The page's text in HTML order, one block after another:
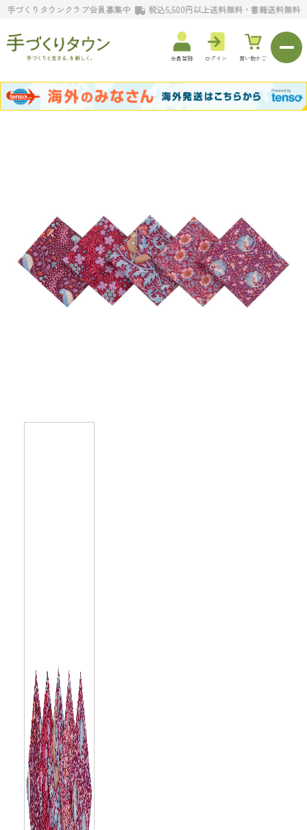
手づくりタウンクラブ会員募集中 税込5,500円以上送料無料・書籍送料無料
会員登録 ログイン 買い物かご